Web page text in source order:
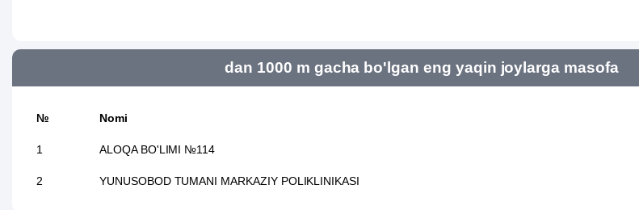
dan 1000 m gacha bo'lgan eng yaqin joylarga masofa
№ Nomi
1 ALOQA BO'LIMI №114
2 YUNUSOBOD TUMANI MARKAZIY POLIKLINIKASI